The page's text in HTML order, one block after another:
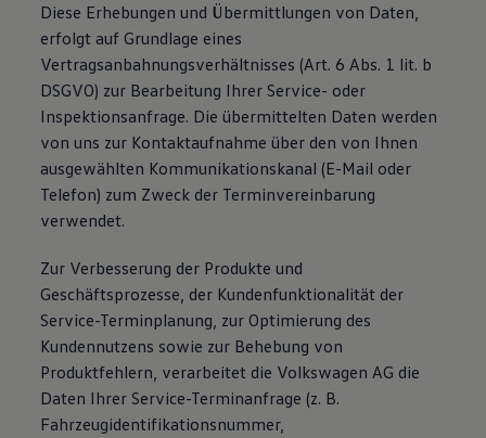
Diese Erhebungen und Übermittlungen von Daten,
erfolgt auf Grundlage eines
Vertragsanbahnungsverhältnisses (Art. 6 Abs. 1 lit. b
DSGVO) zur Bearbeitung Ihrer Service- oder
Inspektionsanfrage. Die übermittelten Daten werden
von uns zur Kontaktaufnahme über den von Ihnen
ausgewählten Kommunikationskanal (E-Mail oder
Telefon) zum Zweck der Terminvereinbarung
verwendet.
Zur Verbesserung der Produkte und
Geschäftsprozesse, der Kundenfunktionalität der
Service-Terminplanung, zur Optimierung des
Kundennutzens sowie zur Behebung von
Produktfehlern, verarbeitet die Volkswagen AG die
Daten Ihrer Service-Terminanfrage (z. B.
Fahrzeugidentifikationsnummer,